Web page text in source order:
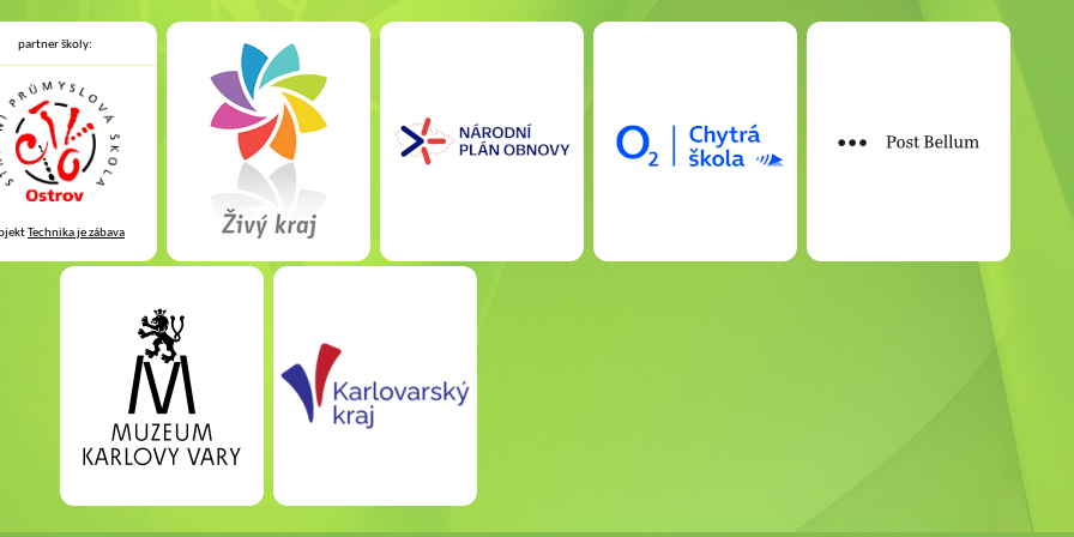
partner školy:
Technika je zábava